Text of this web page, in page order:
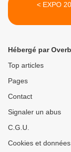
< EXPO
Hébergé par
Top articles
Pages
Contact
Signaler un abus
C.G.U.
Cookies et